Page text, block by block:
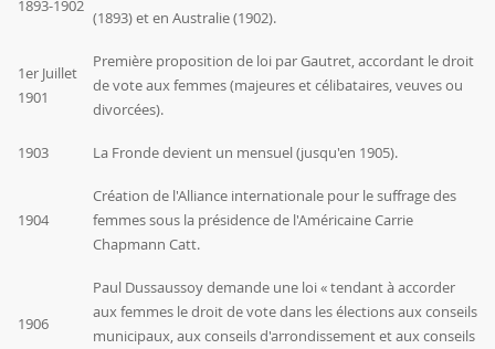
1893-1902
(1893) et en Australie (1902).
1er Juillet
1901
Première proposition de loi parGautret, accordant le droit
de vote aux femmes (majeures et célibataires, veuves ou
divorcées).
1903 La Fronde devient un mensuel (jusqu'en 1905).
1904
Création de l'Alliance internationale pour le suffrage des
femmes sous la présidence de l'Américaine Carrie
Chapmann Catt.
1906
Paul Dussaussoydemande une loi« tendant à accorder
aux femmes le droit de vote dans les élections aux conseils
municipaux, aux conseils d'arrondissement et aux conseils